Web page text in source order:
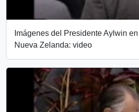
Imágenes del Presidente Aylwin
Nueva Zelanda: video